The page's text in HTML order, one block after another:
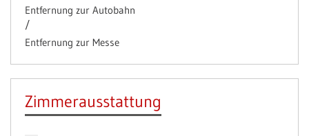
Entfernung zur Autobahn
/
Entfernung zur Messe
Zimmerausstattung